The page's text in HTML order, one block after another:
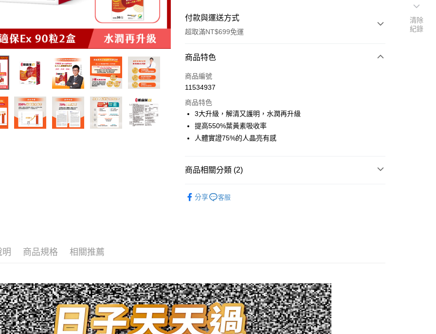
付款與運送方式
超取滿NT$699免運
付款方式
信用卡一次付款
Apple Pay
街口支付
全盈+PAY
貨到付款
付款後7-11取貨
每筆NT$60，滿NT$1,500(含以上)免運費
宅配
每筆NT$150，滿NT$1,500(含以上)免運費
商品特色
商品編號
11534937
商品特色
3大升級，解清又護明，水潤再升級
提高550%葉黃素吸收率
人體實證75%的人晶亮有感
商品相關分類 (2)
分享 客服
明 商品規格 相關推薦
清除
紀錄